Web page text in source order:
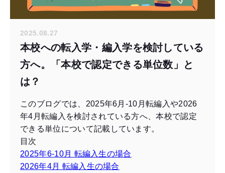
2025.08.27
本校への転入学・編入学を検討している
方へ。「本校で認定できる単位数」と
は？
このブログでは、2025年6月-10月転編入や2026
年4月転編入を検討されている方へ、本校で認定
できる単位について記載しています。
目次
2025年6-10月 転編入生の場合
2026年4月 転編入生の場合